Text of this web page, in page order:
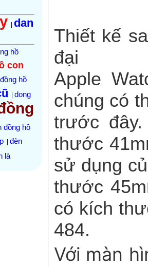
dan
hồ
con
đồng hồ
dong
đồng hồ
đèn
là
Thiết kế
đại
Apple
chúng có
trước
thước
sử dụng
thước
có kích
484.
Với màn